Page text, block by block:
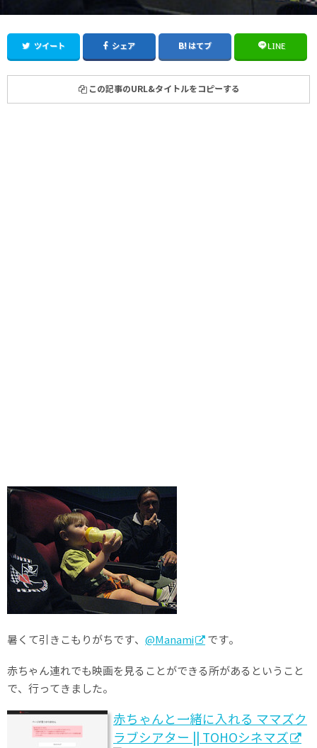
ツイート シェア はてブ LINE
この記事のURL&タイトルをコピーする
暑くて引きこもりがちです、 @Manami です。
赤ちゃん連れでも映画を見ることができる所があるということ
で、行ってきました。
赤ちゃんと一緒に入れる ママズク
ラブシアター || TOHOシネマズ